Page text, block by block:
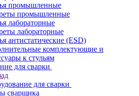
промышленные
промышленные
лабораторные
лабораторные
антистатические (ESD)
комплектующие и
к стульям
для сварки
для сварки
сварщика